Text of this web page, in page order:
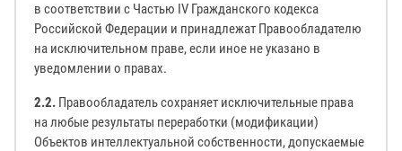
в соответствии с Частью IV Гражданского кодекса
Российской Федерации и принадлежат Правообладателю
на исключительном праве, если иное не указано в
уведомлении о правах.
2.2. Правообладатель сохраняет исключительные права
на любые результаты переработки (модификации)
Объектов интеллектуальной собственности, допускаемые